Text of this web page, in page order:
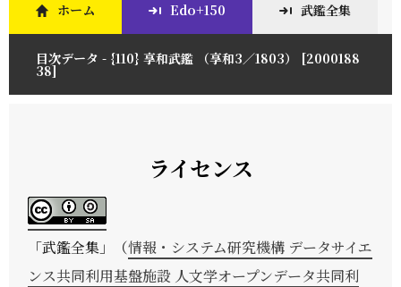
ホーム Edo+150 武鑑全集
目次データ - {110} 享和武鑑 （享和3／1803） [2000188
38]
ライセンス
「武鑑全集 」（情報・システム研究機構 データサイエ
ンス共同利用基盤施設 人文学オープンデータ共同利